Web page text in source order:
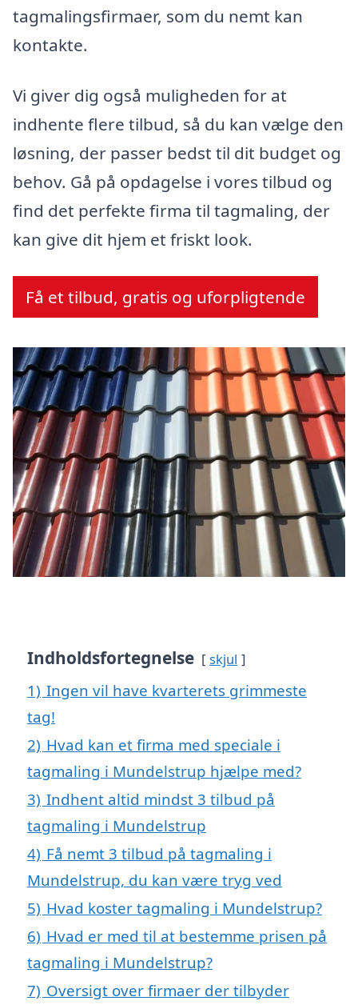
tagmalingsfirmaer, som du nemt kan
kontakte.
Vi giver dig også muligheden for at
indhente flere tilbud, så du kan vælge den
løsning, der passer bedst til dit budget og
behov. Gå på opdagelse i vores tilbud og
find det perfekte firma til tagmaling, der
kan give dit hjem et friskt look.
Få et tilbud, gratis og uforpligtende
Indholdsfortegnelse skjul
1) Ingen vil have kvarterets grimmeste
tag!
2) Hvad kan et firma med speciale i
tagmaling i Mundelstrup hjælpe med?
3) Indhent altid mindst 3 tilbud på
tagmaling i Mundelstrup
4) Få nemt 3 tilbud på tagmaling i
Mundelstrup, du kan være tryg ved
5) Hvad koster tagmaling i Mundelstrup?
6) Hvad er med til at bestemme prisen på
tagmaling i Mundelstrup?
7) Oversigt over firmaer der tilbyder